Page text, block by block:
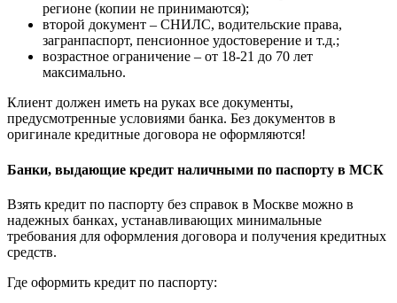
регионе (копии не принимаются);
второй документ – СНИЛС, водительские права,
загранпаспорт, пенсионное удостоверение и т.д.;
возрастное ограничение – от 18-21 до 70 лет
максимально.
Клиент должен иметь на руках все документы,
предусмотренные условиями банка. Без документов в
оригинале кредитные договора не оформляются!
Банки, выдающие кредит наличными по паспорту в МСК
Взять кредит по паспорту без справок в Москве можно в
надежных банках, устанавливающих минимальные
требования для оформления договора и получения кредитных
средств.
Где оформить кредит по паспорту: